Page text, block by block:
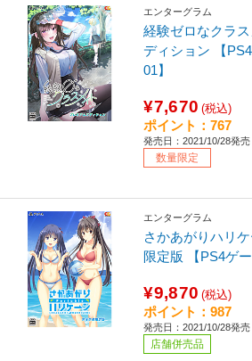
エンターグラム
経験ゼロなクラ
ディション 【
01】
¥7,670 (税込)
ポイント：767
発売日：2021/10/28発売
数量限定
エンターグラム
さかあがりハリ
限定版 【PS4ゲ
¥9,870 (税込)
ポイント：987
発売日：2021/10/28発売
店舗併売品